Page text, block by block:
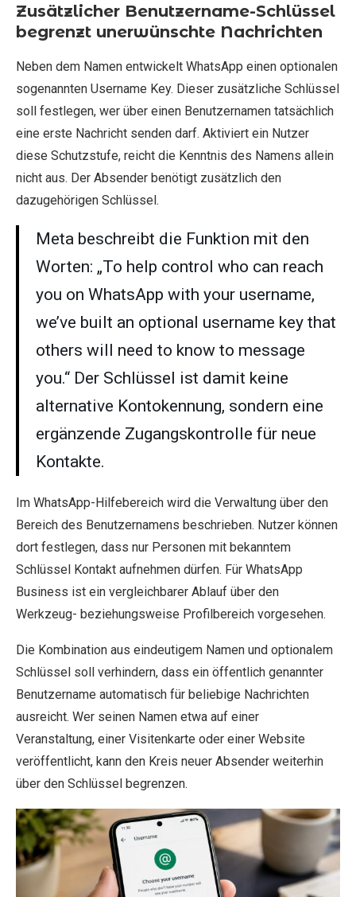
Zusätzlicher Benutzername-Schlüssel
begrenzt unerwünschte Nachrichten
Neben dem Namen entwickelt WhatsApp einen optionalen
sogenannten Username Key. Dieser zusätzliche Schlüssel
soll festlegen, wer über einen Benutzernamen tatsächlich
eine erste Nachricht senden darf. Aktiviert ein Nutzer
diese Schutzstufe, reicht die Kenntnis des Namens allein
nicht aus. Der Absender benötigt zusätzlich den
dazugehörigen Schlüssel.
Meta beschreibt die Funktion mit den
Worten: „To help control who can reach
you on WhatsApp with your username,
we’ve built an optional username key that
others will need to know to message
you.“ Der Schlüssel ist damit keine
alternative Kontokennung, sondern eine
ergänzende Zugangskontrolle für neue
Kontakte.
Im WhatsApp-Hilfebereich wird die Verwaltung über den
Bereich des Benutzernamens beschrieben. Nutzer können
dort festlegen, dass nur Personen mit bekanntem
Schlüssel Kontakt aufnehmen dürfen. Für WhatsApp
Business ist ein vergleichbarer Ablauf über den
Werkzeug- beziehungsweise Profilbereich vorgesehen.
Die Kombination aus eindeutigem Namen und optionalem
Schlüssel soll verhindern, dass ein öffentlich genannter
Benutzername automatisch für beliebige Nachrichten
ausreicht. Wer seinen Namen etwa auf einer
Veranstaltung, einer Visitenkarte oder einer Website
veröffentlicht, kann den Kreis neuer Absender weiterhin
über den Schlüssel begrenzen.